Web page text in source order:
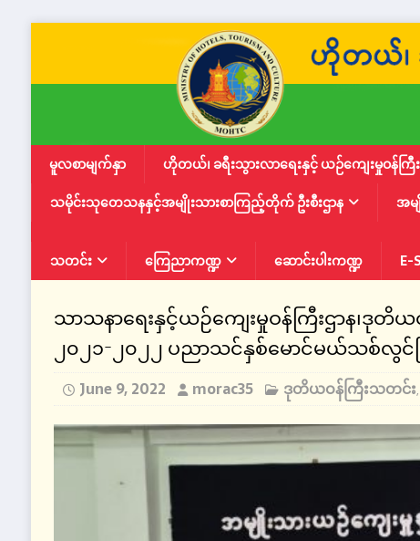
မူလစာမျက်နှာ ဟိုတယ်၊ ခရီးသွားလာရေးနှင့် ယဉ်ကျေးမှုဝန်ကြီး
သမိုင်းသုတေသနနှင့်အမျိုးသားစာကြည့်တိုက် ဦးစီးဌာန
အမ
သတင်း ကြေညာကဏ္ဍ ဆောင်းပါးကဏ္ဍ E-
သာသနာရေးနှင့်ယဉ်ကျေးမှုဝန်ကြီးဌာန၊ဒုတိ
၂၀၂၁-၂၀၂၂ ပညာသင်နှစ်မောင်မယ်သစ်လွင်
June 9, 2022 morac35 ဒုတိယဝန်ကြီးသတင်း,